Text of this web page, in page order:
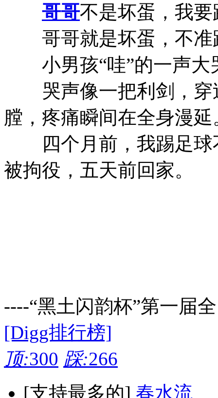
哥哥不是坏蛋，我
哥哥就是坏蛋，不准
小男孩“哇”的一声大
哭声像一把利剑，穿
膛，疼痛瞬间在全身漫延
四个月前，我踢足球
被拘役，五天前回家。
----“黑土闪韵杯”第一届
[Digg排行榜]
顶:300 踩:266
[支持最多的] 春水流